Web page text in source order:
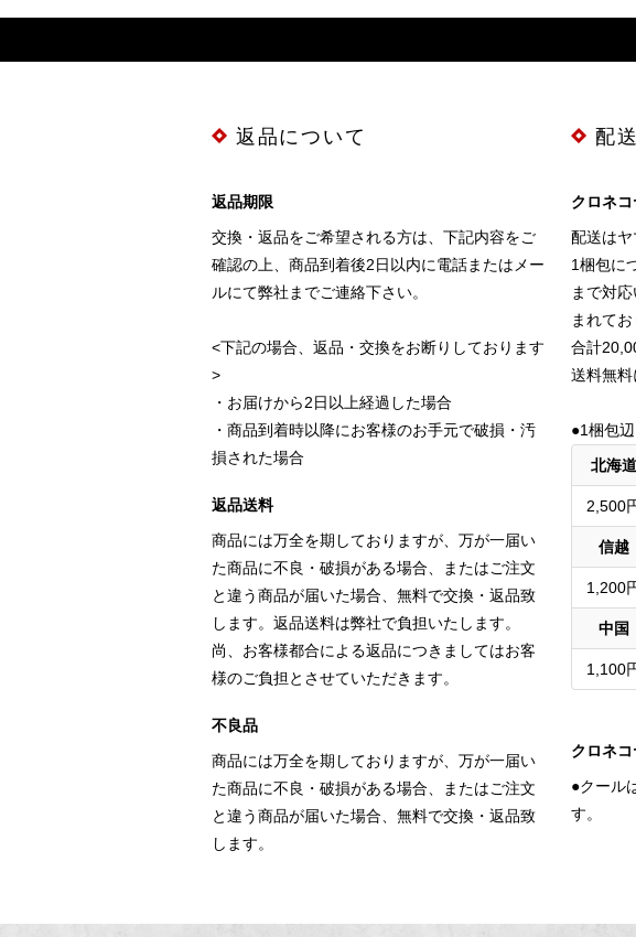
返品について
返品期限
交換・返品をご希望される方は、下記内容をご
確認の上、商品到着後2日以内に電話またはメー
ルにて弊社までご連絡下さい。
<下記の場合、返品・交換をお断りしております
>
・お届けから2日以上経過した場合
・商品到着時以降にお客様のお手元で破損・汚
損された場合
返品送料
商品には万全を期しておりますが、万が一届い
た商品に不良・破損がある場合、またはご注文
と違う商品が届いた場合、無料で交換・返品致
します。返品送料は弊社で負担いたします。
尚、お客様都合による返品につきましてはお客
様のご負担とさせていただきます。
不良品
商品には万全を期しておりますが、万が一届い
た商品に不良・破損がある場合、またはご注文
と違う商品が届いた場合、無料で交換・返品致
します。
配
クロネコ
配送はヤ
1梱包に
まで対
まれてお
合計
送料無料
●1梱包
北海道
2,500
信越
1,200
中国
1,100
クロネコ
●クール
す。